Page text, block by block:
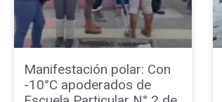
Manifestación polar: Con
-10°C apoderados de